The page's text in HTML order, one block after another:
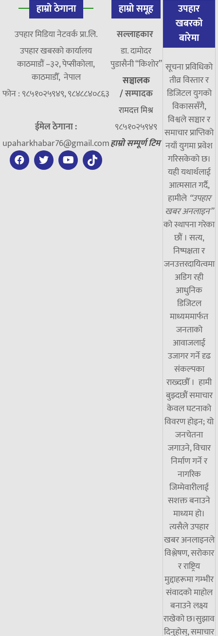
हाम्रो ठेगाना
उपहार मिडिया नेटवर्क प्रा.लि.
उपहार खबरको कार्यालय
काठमाडौं –३२, पेप्सीकोला,
काठमाडौँ, नेपाल
फोन : ९८५१०२५९४९, ९८४८८४०८६३
ईमेल ठेगाना :
upaharkhabar76@gmail.com
हाम्रो समूह
सल्लाहकार
डा. दामाेदर
पुडासैनी “किशाेर”
सञ्चालक
/सम्पादक
रामदत्त मिश्र
९८५१०२५९४९
हाम्रो सम्पूर्ण टिम
उपहार
खबरको
बारेमा
सूचना प्रविधिको
तीव्र विस्तार र
डिजिटल युगको
विकाससँगै,
विश्वले सञ्चार र
समाचार प्राप्तिको
नयाँ युगमा प्रवेश
गरिसकेको छ।
यही यथार्थलाई
आत्मसात गर्दै,
हामीले “उपहार
खबर अनलाइन”
को स्थापना गरेका
छौं । सत्य,
निष्पक्षता र
जनउत्तरदायित्वमा
अडिग रही
आधुनिक
डिजिटल
माध्यममार्फत
जनताको
आवाजलाई
उजागर गर्ने दृढ
संकल्पका
राख्दछौँ । हामी
बुझ्दछौं समाचार
केवल घटनाको
विवरण होइन; यो
जनचेतना
जगाउने, विचार
निर्माण गर्ने र
नागरिक
जिम्मेवारीलाई
सशक्त बनाउने
माध्यम हो।
त्यसैले उपहार
खबर अनलाइनले
विश्लेषण, सरोकार
र राष्ट्रिय
मुद्दाहरूमा गम्भीर
संवादको माहोल
बनाउने लक्ष्य
राखेको छ।सुझाव
दिनुहोस्, समाचार